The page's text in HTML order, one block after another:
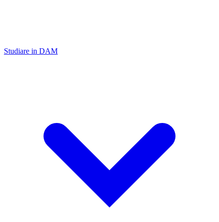
Studiare in DAM